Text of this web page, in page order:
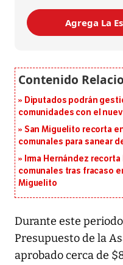
Agrega La
Diputados podrán
comunidades con el
San Miguelito recorta
comunales para sanear
Irma Hernández
comunales tras fracaso
Miguelito
Durante este
Presupuesto de la
aprobado cerca de